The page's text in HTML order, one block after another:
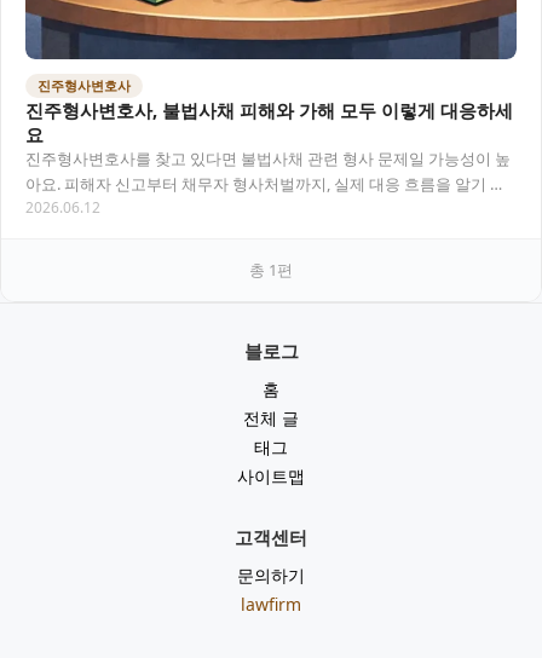
진주형사변호사
진주형사변호사, 불법사채 피해와 가해 모두 이렇게 대응하세
요
진주형사변호사를 찾고 있다면 불법사채 관련 형사 문제일 가능성이 높
아요. 피해자 신고부터 채무자 형사처벌까지, 실제 대응 흐름을 알기 쉽
게 정리했습니다. 목차 진주형사변호사가 보는…
2026.06.12
총 1편
블로그
홈
전체 글
태그
사이트맵
고객센터
문의하기
lawfirm